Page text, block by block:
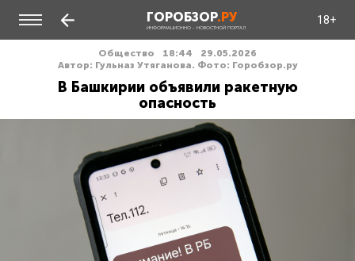
ГОРОБЗОР.РУ
ИНФОРМАЦИОННО - НОВОСТНОЙ ПОРТАЛ
18+
Общество 18:44
29.05.2026
Автор: Гульназ Утяганова. Фото: Горобзор.ру
В Башкирии объявили ракетную
опасность